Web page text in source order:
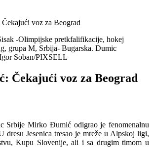
voz za Beograd
-Olimpijske pretkfalifikacije, hokej
grupa M, Srbija- Bugarska. Dumic
Soban/PIXSELL
Čekajući voz za Beograd
Srbije Mirko Đumić odigrao je fenomenalnu
dresu Jesenica tresao je mreže u Alpskoj ligi,
Kupu Slovenije, ali i sa drugim timom u